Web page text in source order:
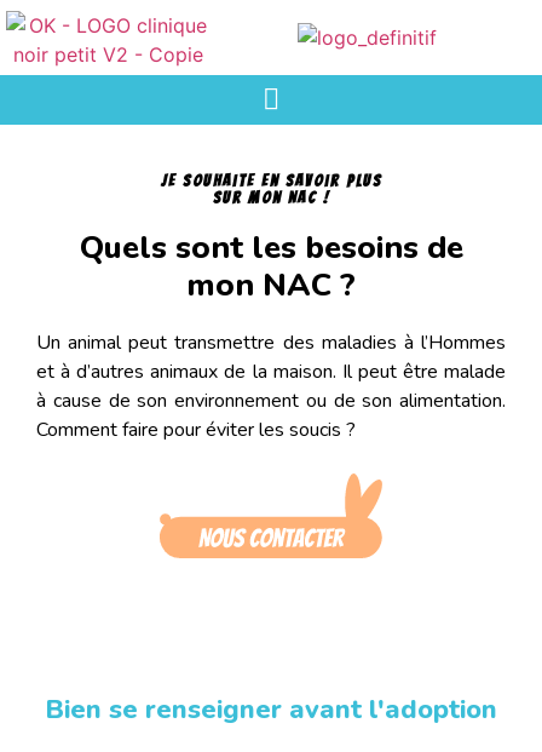
Je souhaite en savoir plus
sur mon NAC !
Quels sont les besoins de
mon NAC ?
Un animal peut transmettre des maladies à l’Hommes
et à d’autres animaux de la maison. Il peut être malade
à cause de son environnement ou de son alimentation.
Comment faire pour éviter les soucis ?
Bien se renseigner avant l'adoption